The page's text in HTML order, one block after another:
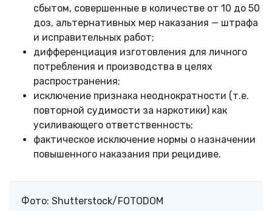
сбытом, совершенные в количестве от 10 до 50
доз, альтернативных мер наказания — штрафа
и исправительных работ;
дифференциация изготовления для личного
потребления и производства в целях
распространения;
исключение признака неоднократности (т.е.
повторной судимости за наркотики) как
усиливающего ответственность;
фактическое исключение нормы о назначении
повышенного наказания при рецидиве.
Фото: Shutterstock/FOTODOM